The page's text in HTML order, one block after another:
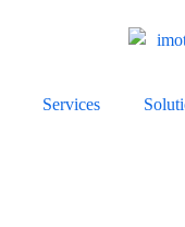
Services